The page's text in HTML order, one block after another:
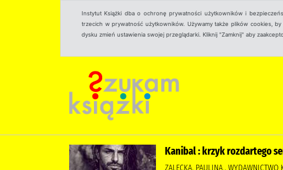
Instytut Książki dba o ochronę prywatności użytkowników i
trzecich w prywatność użytkowników. Używamy także plików cookies,
dysku zmień ustawienia swojej przeglądarki. Kliknij "Zamknij" aby
Kanibal : krzyk rozdartego
ZALECKA, PAULINA., WYDAWNICTWO